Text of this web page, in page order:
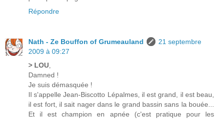
Répondre
Nath - Ze Bouffon of Grumeauland
21 septembre
2009 à 09:27
> LOU,
Damned !
Je suis démasquée !
Il s'appelle Jean-Biscotto Lépalmes, il est grand, il est beau,
il est fort, il sait nager dans le grand bassin sans la bouée...
Et il est champion en apnée (c'est pratique pour les